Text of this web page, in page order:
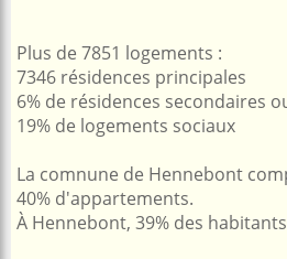
Plus de 7851 logements :
7346 résidences principales
6% de résidences secondaires
19% de logements sociaux
La comnune de Hennebont
40% d'appartements.
À Hennebont, 39% des